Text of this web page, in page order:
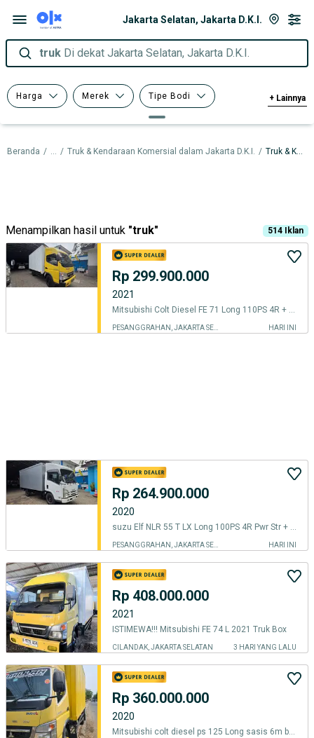
Jakarta Selatan, Jakarta D.K.I.
truk Di dekat Jakarta Selatan, Jakarta D.K.I.
Harga Merek Tipe Bodi
Model
+ Lainnya
Beranda / ... / Truk & Kendaraan Komersial dalam Jakarta D.K.I. / Truk & Kendaraan Komersial dalam Jakarta Selatan
Menampilkan hasil untuk "truk" 514 Iklan
Rp 299.900.000
2021
Mitsubishi Colt Diesel FE 71 Long 110PS 4R + Box Besi Jumbo - 2021
HARI INI
Rp 264.900.000
2020
suzu Elf NLR 55 T LX Long 100PS 4R Pwr Str + Box Alumunium - 2020
HARI INI
Rp 408.000.000
2021
ISTIMEWA!!! Mitsubishi FE 74 L 2021 Truk Box
CILANDAK, JAKARTA SELATAN 3 HARI YANG LALU
Rp 360.000.000
2020
Mitsubishi colt diesel ps 125 Long sasis 6m bok tahun 2021